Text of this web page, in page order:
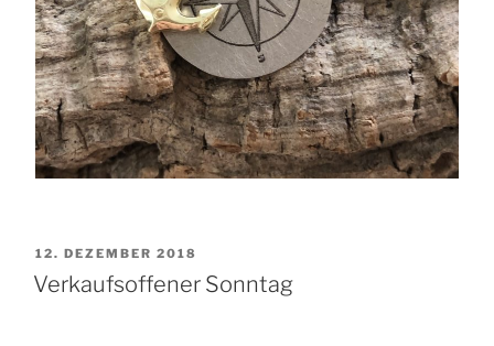
VERÖFFENTLICHT
AM
12. DEZEMBER 2018
Verkaufsoffener Sonntag